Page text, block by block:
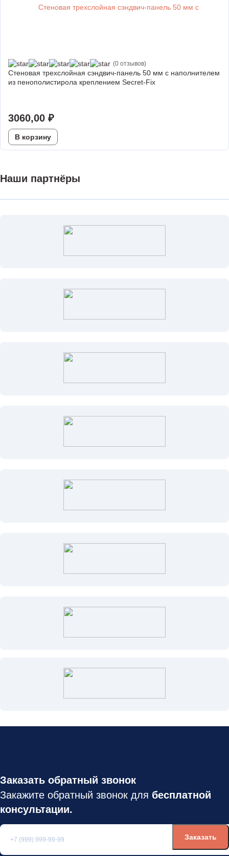
(0 отзывов)
Стеновая трехслойная сэндвич-панель 50 мм с наполнителем
из пенополистирола креплением Secret-Fix
3060,00 ₽
В корзину
Наши партнёры
Заказать обратный звонок
Закажите обратный звонок для бесплатной
консультации.